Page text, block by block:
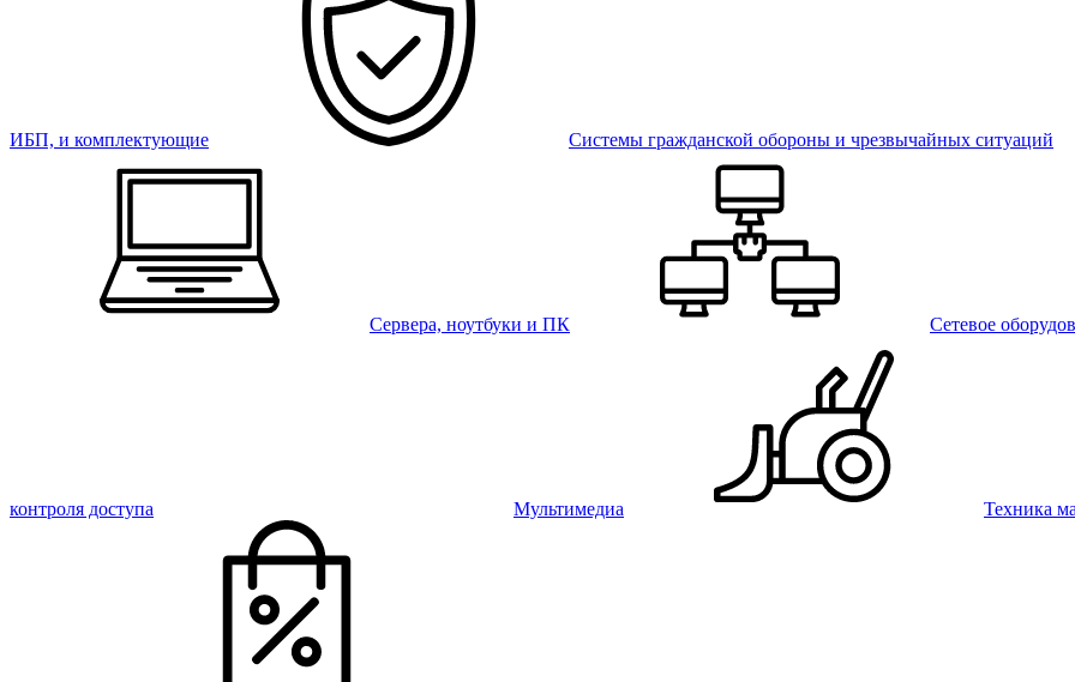
ИБП, и комплектующие Системы гражданской обороны и чрезвычайных ситуаций
Сервера, ноутбуки и ПК Сетевое
контроля доступа Мультимедиа Техника